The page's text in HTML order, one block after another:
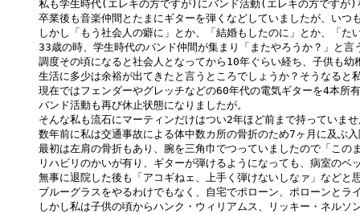
私も学生時代(エレキの方ですが)にバンド活動(エレキの方ですが)
卒業後も音楽仲間とたまにギターを弾くなどしていましたが、い
しかし「もう社会人の癖に」とか、「結婚もしたのに」とか、「
33歳の時、学生時代のバンド仲間が集まり「またやろうか？」と言
調度その頃になると社会人となってから10年ぐらい経ち、子供も幼
生活に多少は余裕が出てきたと言うところでしょうか？そうなると
現在ではフェンダーやグレッチなどの60年代の電気ギターを4本所
バンド活動も再び休止状態になりましたが。
そんな私も流石にマーティンだけはつい2年ほど前まで持っていま
数年前に私は交通事故による体中数カ所の骨折のため7ヶ月に及ぶ
最初は左肩の骨折もあり、腕を三角巾でつっていましたので「こ
リハビリのかいが有り、ギターが弾けるようになっても、病室の
無事に退院した後も「アコギねェ、上手く弾けないしなァ」など
ブルーグラスをやるわけでもなく、自宅でポローン、ポローンと
しかし私は子供の頃からハンク・ウィリアムス、リッキー・ネル